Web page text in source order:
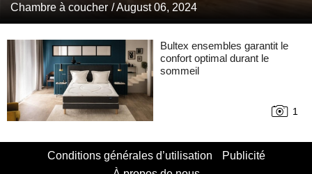
Chambre à coucher / August 06, 2024
Bultex ensembles garantit le
confort optimal durant le
sommeil
1
Conditions générales d’utilisation
Publicité